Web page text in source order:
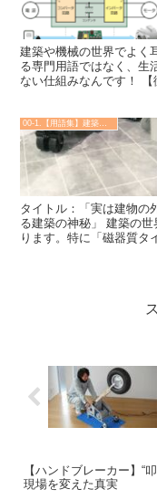
建築や機械の世界でよ
る専門用語ではなく、生
ない仕組みなんです！
00-1.【用語集】建築・土木・設備
タイトル：「実は建物の
る建築の神秘」 建築の
ります。特に「磁器質タ
【ハンドブレーカー】“
現場を変えた真実